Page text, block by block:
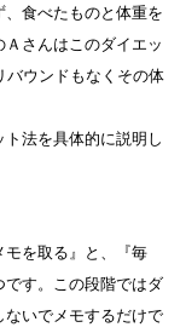
食べたものと体重を
さんはこのダイエッ
バウンドもなくその体
法を具体的に説明し
を取る』と、『毎
です。この段階ではダ
ないでメモするだけで